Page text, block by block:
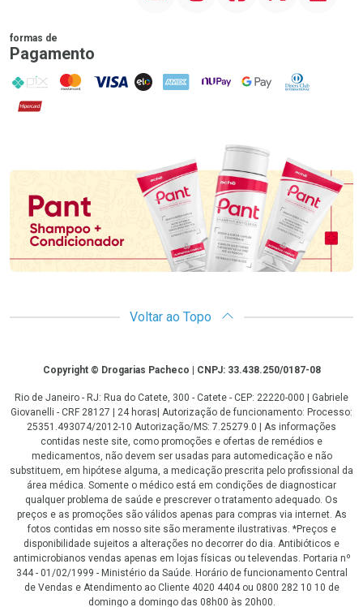
formas de
Pagamento
PIX MasterCard
VISA ELO AMEX NuPay Google PayDiners Club
Hipercard
Promoção em Destaque
Voltar ao Topo
CopyrightCopyright © Drogarias Pacheco | CNPJ: 33.438.250/0187-08
Rio de Janeiro - RJ: Rua do Catete, 300 - Catete - CEP: 22220-000 | Gabriele
Giovanelli - CRF 28127 | 24 horas| Autorização de funcionamento: Processo:
25351.493074/2012-10 Autorização/MS: 7.25279.0 | As informações
contidas neste site, como promoções e ofertas de remédios e
medicamentos, não devem ser usadas para automedicação e não
substituem, em hipótese alguma, a medicação prescrita pelo profissional da
área médica. Somente o médico está em condições de diagnosticar
qualquer problema de saúde e prescrever o tratamento adequado. Os
preços e as promoções são válidos apenas para compras via internet. As
fotos contidas em nosso site são meramente ilustrativas. *Preços e
disponibilidade sujeitos a alterações no decorrer do dia. Antibióticos e
antimicrobianos vendas apenas em lojas físicas ou televendas. Portaria nº
344 - 01/02/1999 - Ministério da Saúde. Horário de funcionamento Central
de Vendas e Atendimento ao Cliente 4020 4404 ou 0800 282 10 10 de
domingo a domingo das 08h00 às 20h00.